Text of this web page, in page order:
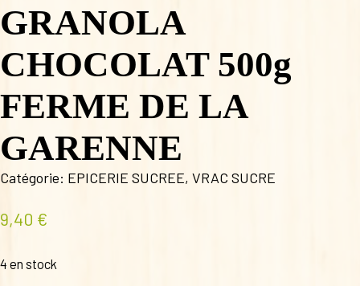
GRANOLA
CHOCOLAT 500g
FERME DE LA
GARENNE
Catégorie: EPICERIE SUCREE, VRAC SUCRE
9,40 €
4 en stock